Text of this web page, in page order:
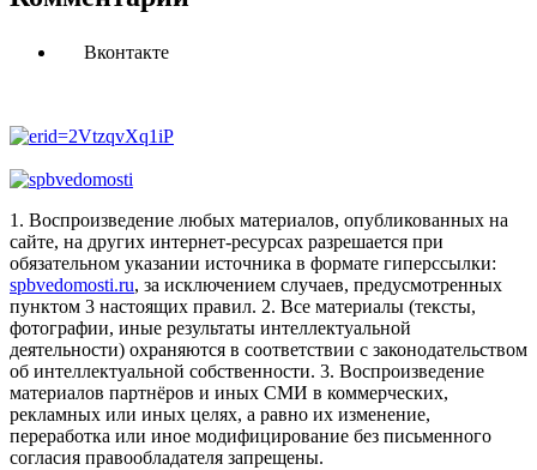
Вконтакте
1. Воспроизведение любых материалов, опубликованных на
сайте, на других интернет-ресурсах разрешается при
обязательном указании источника в формате гиперссылки:
spbvedomosti.ru, за исключением случаев, предусмотренных
пунктом 3 настоящих правил. 2. Все материалы (тексты,
фотографии, иные результаты интеллектуальной
деятельности) охраняются в соответствии с законодательством
об интеллектуальной собственности. 3. Воспроизведение
материалов партнёров и иных СМИ в коммерческих,
рекламных или иных целях, а равно их изменение,
переработка или иное модифицирование без письменного
согласия правообладателя запрещены.